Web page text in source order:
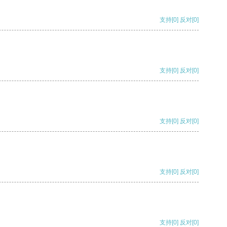
支持[0] 反对[0]
支持[0] 反对[0]
支持[0] 反对[0]
支持[0] 反对[0]
支持[0] 反对[0]